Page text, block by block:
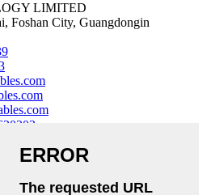
LIMITED
Foshan City, Guangdongin